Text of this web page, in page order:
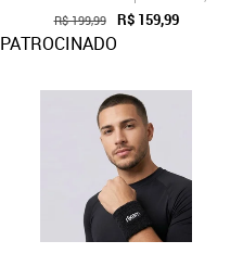
R$ 199,99 R$ 159,99
PATROCINADO